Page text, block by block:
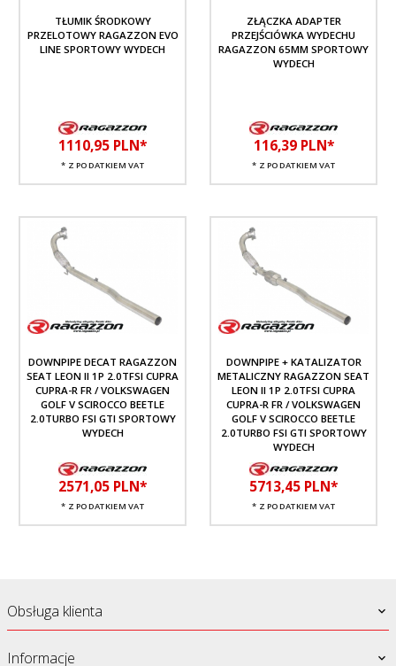
TŁUMIK ŚRODKOWY
PRZELOTOWY RAGAZZON EVO
LINE SPORTOWY WYDECH
1110,95 PLN*
* Z PODATKIEM VAT
ZŁĄCZKA ADAPTER
PRZEJŚCIÓWKA WYDECHU
RAGAZZON 65MM SPORTOWY
WYDECH
116,39 PLN*
* Z PODATKIEM VAT
DOWNPIPE DECAT RAGAZZON
SEAT LEON II 1P 2.0TFSI CUPRA
CUPRA-R FR / VOLKSWAGEN
GOLF V SCIROCCO BEETLE
2.0TURBO FSI GTI SPORTOWY
WYDECH
2571,05 PLN*
* Z PODATKIEM VAT
DOWNPIPE + KATALIZATOR
METALICZNY RAGAZZON SEAT
LEON II 1P 2.0TFSI CUPRA
CUPRA-R FR / VOLKSWAGEN
GOLF V SCIROCCO BEETLE
2.0TURBO FSI GTI SPORTOWY
WYDECH
5713,45 PLN*
* Z PODATKIEM VAT
Obsługa klienta
Informacje